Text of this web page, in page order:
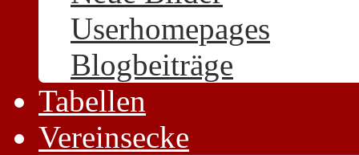
Userhomepages
Blogbeiträge
Tabellen
Vereinsecke